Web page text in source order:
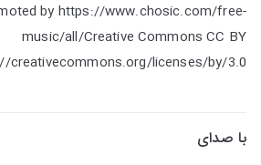
by https://www.chosic.com/free-
music/all/Creative Commons CC BY
creativecommons.org/licenses/by/3.0/
با صدای